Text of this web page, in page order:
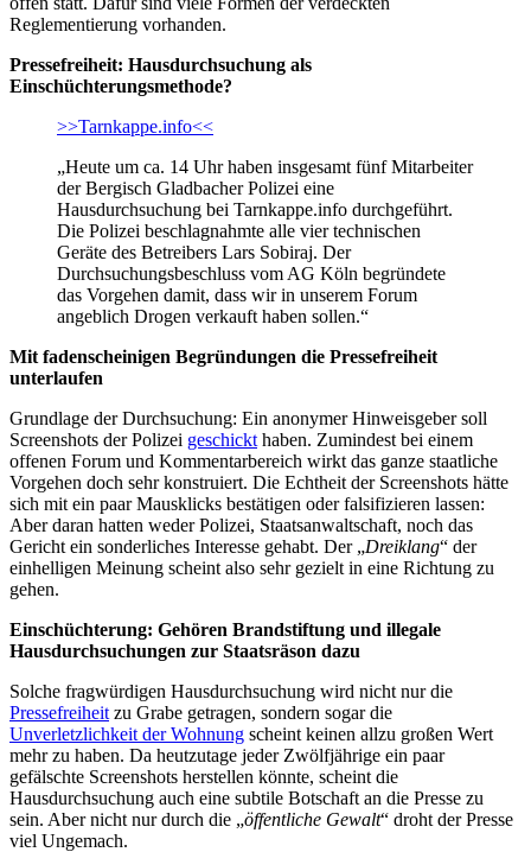
Reglementierung vorhanden.
Pressefreiheit: Hausdurchsuchung als
Einschüchterungsmethode?
>>Tarnkappe.info<<
„Heute um ca. 14 Uhr haben insgesamt fünf Mitarbeiter
der Bergisch Gladbacher Polizei eine
Hausdurchsuchung bei Tarnkappe.info durchgeführt.
Die Polizei beschlagnahmte alle vier technischen
Geräte des Betreibers Lars Sobiraj. Der
Durchsuchungsbeschluss vom AG Köln begründete
das Vorgehen damit, dass wir in unserem Forum
angeblich Drogen verkauft haben sollen.“
Mit fadenscheinigen Begründungen die Pressefreiheit
unterlaufen
Grundlage der Durchsuchung: Ein anonymer Hinweisgeber soll
Screenshots der Polizei geschickt haben. Zumindest bei einem
offenen Forum und Kommentarbereich wirkt das ganze staatliche
Vorgehen doch sehr konstruiert. Die Echtheit der Screenshots hätte
sich mit ein paar Mausklicks bestätigen oder falsifizieren lassen:
Aber daran hatten weder Polizei, Staatsanwaltschaft, noch das
Gericht ein sonderliches Interesse gehabt. Der „Dreiklang“ der
einhelligen Meinung scheint also sehr gezielt in eine Richtung zu
gehen.
Einschüchterung: Gehören Brandstiftung und illegale
Hausdurchsuchungen zur Staatsräson dazu
Solche fragwürdigen Hausdurchsuchung wird nicht nur die
Pressefreiheit zu Grabe getragen, sondern sogar die
Unverletzlichkeit der Wohnung scheint keinen allzu großen Wert
mehr zu haben. Da heutzutage jeder Zwölfjährige ein paar
gefälschte Screenshots herstellen könnte, scheint die
Hausdurchsuchung auch eine subtile Botschaft an die Presse zu
sein. Aber nicht nur durch die „öffentliche Gewalt“ droht der Presse
viel Ungemach.